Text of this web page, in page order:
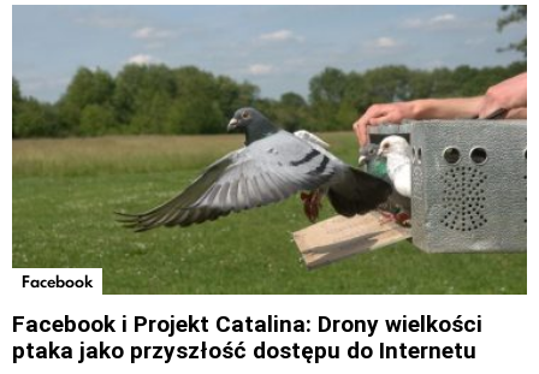
Facebook
Facebook i Projekt Catalina: Drony wielkości
ptaka jako przyszłość dostępu do Internetu